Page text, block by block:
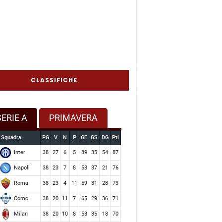
CLASSIFICHE
A PRIMAVERA
Squadra PG V N P GF GS DG Pti
Inter 38 27 6 5 89 35 54 87
Napoli 38 23 7 8 58 37 21 76
Roma 38 23 4 11 59 31 28 73
Como 38 20 11 7 65 29 36 71
Milan 38 20 10 8 53 35 18 70